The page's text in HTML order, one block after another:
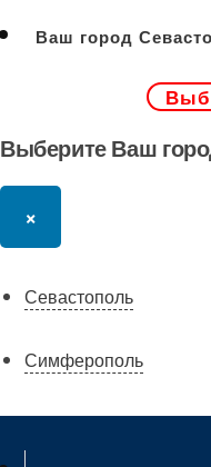
Ваш город
Выберите Ваш
×
Севастополь
Симферополь